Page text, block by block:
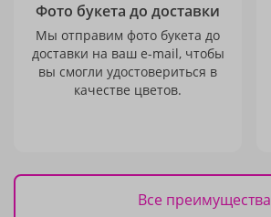
Фото букета до доставки
Мы отправим фото букета до
доставки на ваш e-mail, чтобы
вы смогли удостовериться в
качестве цветов.
Все преимущества